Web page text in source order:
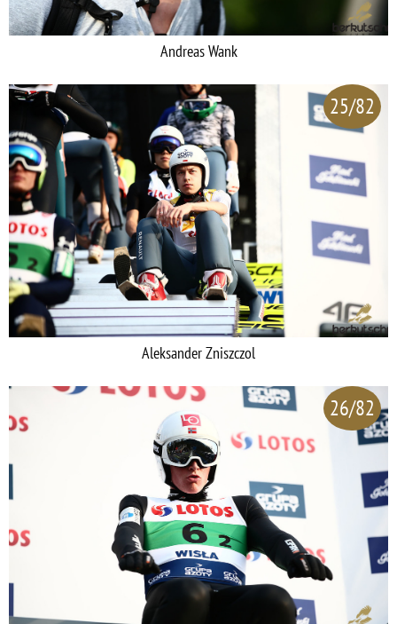
Andreas Wank
25/82
Aleksander Zniszczol
26/82